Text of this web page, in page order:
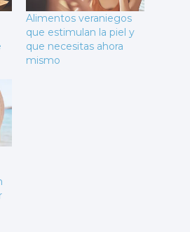
Alimentos veraniegos
que estimulan la piel y
que necesitas ahora
mismo